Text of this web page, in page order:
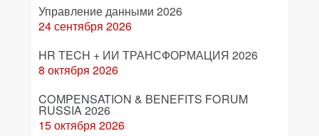
Управление данными 2026
24 сентября 2026
HR TECH + ИИ ТРАНСФОРМАЦИЯ 2026
8 октября 2026
COMPENSATION & BENEFITS FORUM
RUSSIA 2026
15 октября 2026